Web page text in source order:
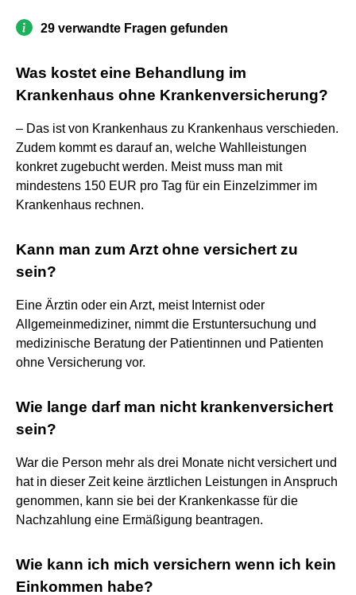
29 verwandte Fragen gefunden
Was kostet eine Behandlung im
Krankenhaus ohne Krankenversicherung?
– Das ist von Krankenhaus zu Krankenhaus verschieden.
Zudem kommt es darauf an, welche Wahlleistungen
konkret zugebucht werden. Meist muss man mit
mindestens 150 EUR pro Tag für ein Einzelzimmer im
Krankenhaus rechnen.
Kann man zum Arzt ohne versichert zu
sein?
Eine Ärztin oder ein Arzt, meist Internist oder
Allgemeinmediziner, nimmt die Erstuntersuchung und
medizinische Beratung der Patientinnen und Patienten
ohne Versicherung vor.
Wie lange darf man nicht krankenversichert
sein?
War die Person mehr als drei Monate nicht versichert und
hat in dieser Zeit keine ärztlichen Leistungen in Anspruch
genommen, kann sie bei der Krankenkasse für die
Nachzahlung eine Ermäßigung beantragen.
Wie kann ich mich versichern wenn ich kein
Einkommen habe?